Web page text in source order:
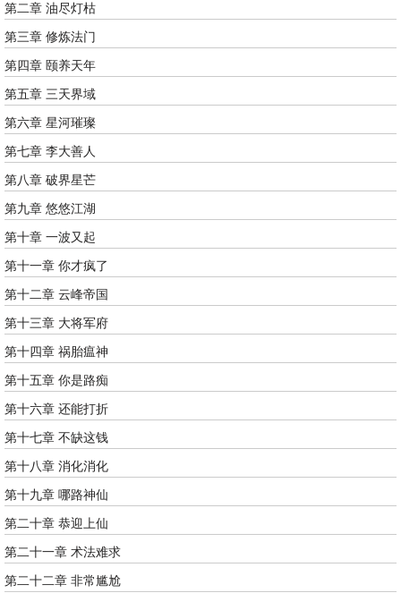
第二章 油尽灯枯
第三章 修炼法门
第四章 颐养天年
第五章 三天界域
第六章 星河璀璨
第七章 李大善人
第八章 破界星芒
第九章 悠悠江湖
第十章 一波又起
第十一章 你才疯了
第十二章 云峰帝国
第十三章 大将军府
第十四章 祸胎瘟神
第十五章 你是路痴
第十六章 还能打折
第十七章 不缺这钱
第十八章 消化消化
第十九章 哪路神仙
第二十章 恭迎上仙
第二十一章 术法难求
第二十二章 非常尴尬